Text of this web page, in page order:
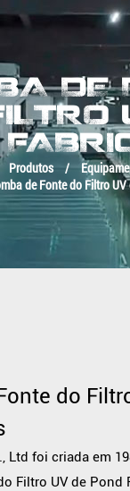
DE
Produtos /
de Fonte do Filtro
do
Ltd foi criada em
Filtro UV de Pond